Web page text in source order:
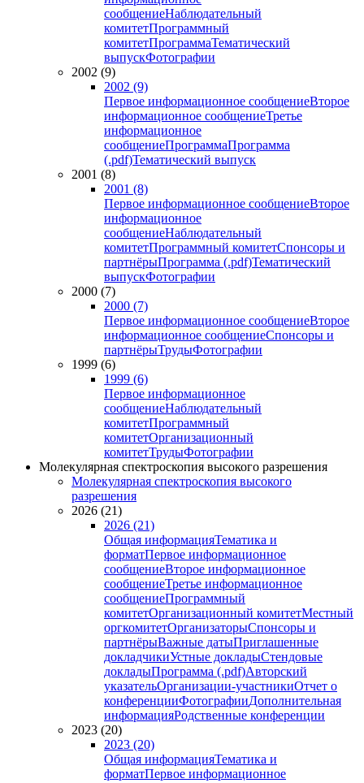
сообщениеНаблюдательный
комитетПрограммный
комитетПрограммаТематический
выпускФотографии
2002 (9)
2002 (9)
Первое информационное сообщениеВторое
информационное сообщениеТретье
информационное
сообщениеПрограммаПрограмма
(.pdf)Тематический выпуск
2001 (8)
2001 (8)
Первое информационное сообщениеВторое
информационное
сообщениеНаблюдательный
комитетПрограммный комитетСпонсоры и
партнёрыПрограмма (.pdf)Тематический
выпускФотографии
2000 (7)
2000 (7)
Первое информационное сообщениеВторое
информационное сообщениеСпонсоры и
партнёрыТрудыФотографии
1999 (6)
1999 (6)
Первое информационное
сообщениеНаблюдательный
комитетПрограммный
комитетОрганизационный
комитетТрудыФотографии
Молекулярная спектроскопия высокого разрешения
Молекулярная спектроскопия высокого
разрешения
2026 (21)
2026 (21)
Общая информацияТематика и
форматПервое информационное
сообщениеВторое информационное
сообщениеТретье информационное
сообщениеПрограммный
комитетОрганизационный комитетМестный
оргкомитетОрганизаторыСпонсоры и
партнёрыВажные датыПриглашенные
докладчикиУстные докладыСтендовые
докладыПрограмма (.pdf)Авторский
указательОрганизации-участникиОтчет о
конференцииФотографииДополнительная
информацияРодственные конференции
2023 (20)
2023 (20)
Общая информацияТематика и
форматПервое информационное